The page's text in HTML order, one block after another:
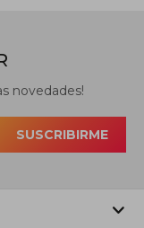
novedades!
SUSCRIBIRME